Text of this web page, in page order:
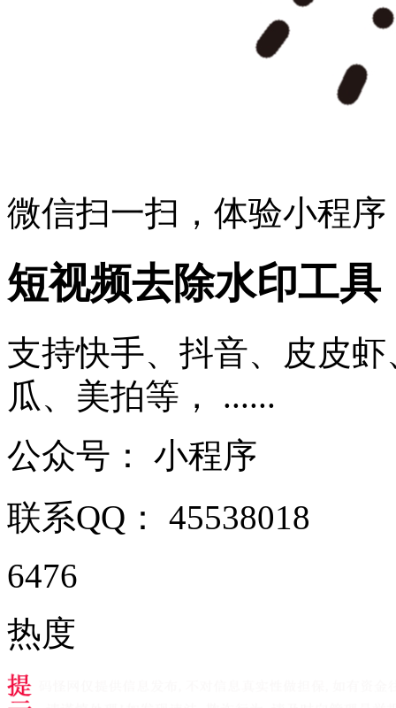
微信扫一扫，体验小程序
短视频去除水印工具
支持快手、抖音、皮皮
瓜、美拍等， ......
公众号： 小程序
联系QQ： 45538018
6476
热度